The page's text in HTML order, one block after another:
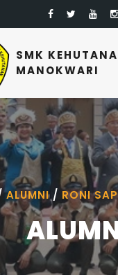
SMK
MANOKWARI
ALUMNI/ RONI